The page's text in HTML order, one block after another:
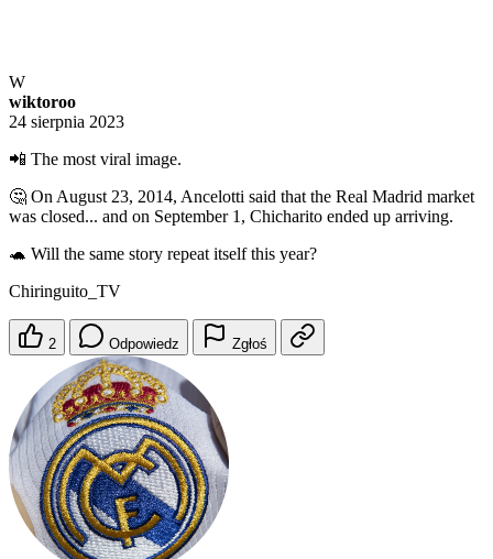
W
wiktoroo
24 sierpnia 2023
📲 The most viral image.
🤔 On August 23, 2014, Ancelotti said that the Real Madrid market
was closed... and on September 1, Chicharito ended up arriving.
🐢 Will the same story repeat itself this year?
Chiringuito_TV
2 Odpowiedz Zgłoś